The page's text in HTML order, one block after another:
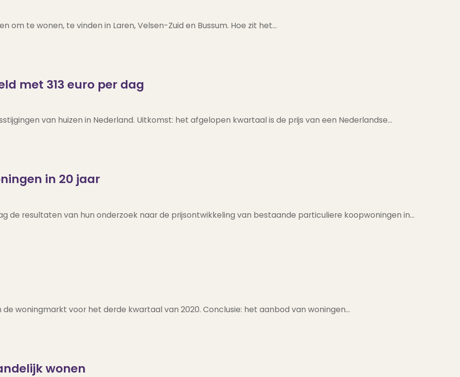
om te wonen, te vinden in Laren, Velsen-Zuid en Bussum. Hoe zit het…
met 313 euro per dag
van huizen in Nederland. Uitkomst: het afgelopen kwartaal is de prijs van een Nederlandse…
in 20 jaar
de resultaten van hun onderzoek naar de prijsontwikkeling van bestaande particuliere koopwoningen in…
woningmarkt voor het derde kwartaal van 2020. Conclusie: het aanbod van woningen…
wonen